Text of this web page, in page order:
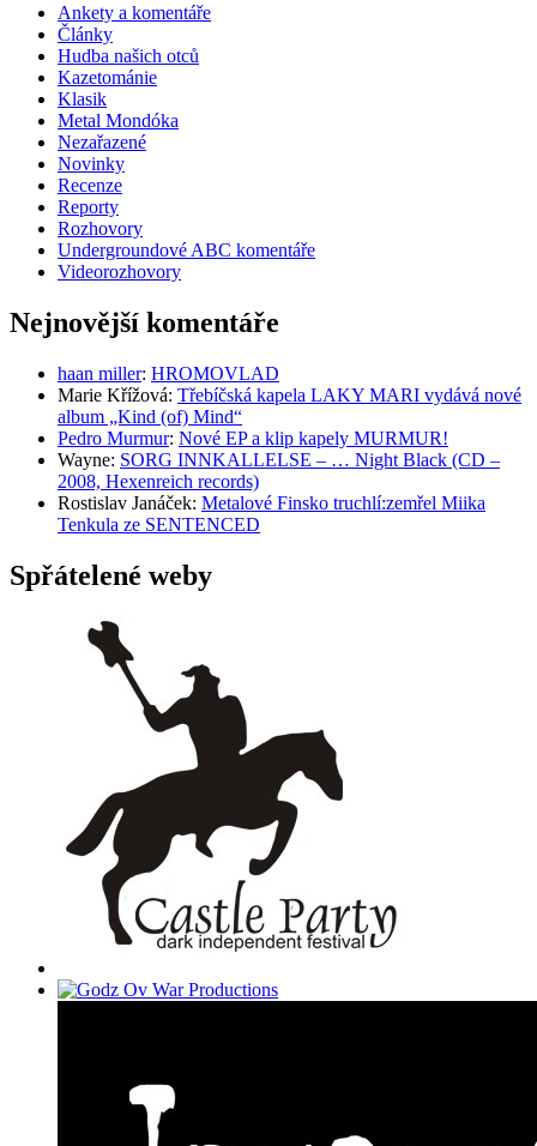
Ankety a komentáře
Články
Hudba našich otců
Kazetománie
Klasik
Metal Mondóka
Nezařazené
Novinky
Recenze
Reporty
Rozhovory
Undergroundové ABC komentáře
Videorozhovory
Nejnovější komentáře
haan miller: HROMOVLAD
Marie Křížová: Třebíčská kapela LAKY MARI vydává nové
album „Kind (of) Mind“
Pedro Murmur: Nové EP a klip kapely MURMUR!
Wayne: SORG INNKALLELSE – … Night Black (CD –
2008, Hexenreich records)
Rostislav Janáček: Metalové Finsko truchlí:zemřel Miika
Tenkula ze SENTENCED
Spřátelené weby